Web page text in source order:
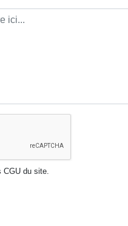
CGU du site.